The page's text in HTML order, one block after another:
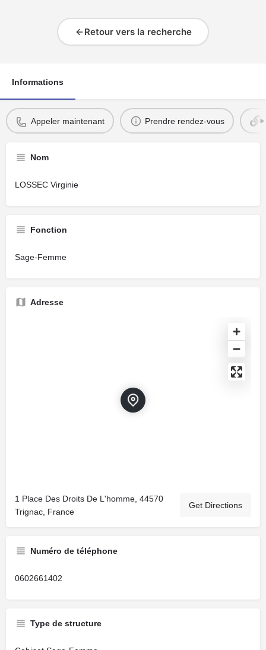
Retour vers la recherche
Informations
Appeler maintenant Prendre rendez-vous
Nom
LOSSEC Virginie
Fonction
Sage-Femme
Adresse
1 Place Des Droits De L'homme, 44570
Trignac, France
Get Directions
Numéro de téléphone
0602661402
Type de structure